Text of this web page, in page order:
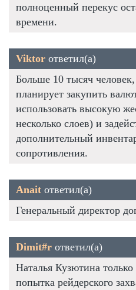
полноценный перекус
времени.
Viktor ответил(а)
Больше 10 тысяч
планирует закупить
использовать высокую
несколько слоев) и
дополнительный
сопротивления.
Anait ответил(а)
Генеральный директор
Dimit#r ответил(а)
Наталья Кузютина
попытка рейдерского